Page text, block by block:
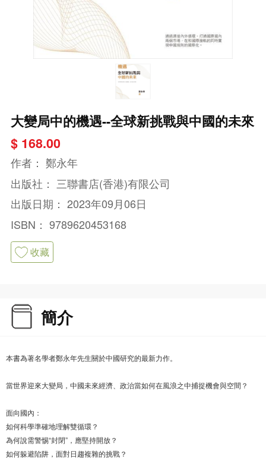
大變局中的機遇--全球新挑戰與中國的未來
$ 168.00
作者： 鄭永年
出版社： 三聯書店(香港)有限公司
出版日期： 2023年09月06日
ISBN： 9789620453168
收藏
簡介
本書為著名學者鄭永年先生關於中國研究的最新力作。
當世界迎來大變局，中國未來經濟、政治當如何在風浪之中捕捉機會與空間？
面向國內：
如何科學準確地理解雙循環？
為何說需警惕“封閉”，應堅持開放？
如何躲避陷阱，面對日趨複雜的挑戰？